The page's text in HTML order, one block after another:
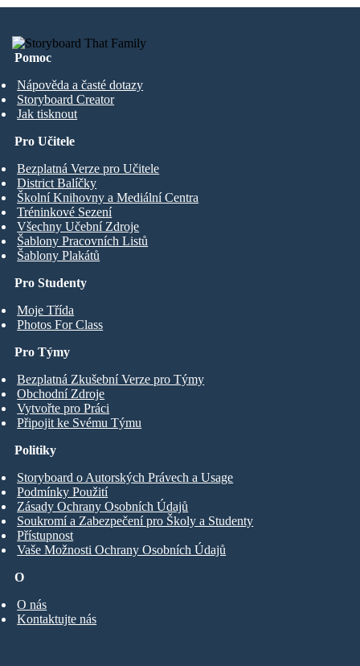
Pomoc
Nápověda a časté dotazy
Storyboard Creator
Jak tisknout
Pro Studenty
Moje Třída
Photos For Class
Pro Učitele
Bezplatná Verze pro Učitele
District Balíčky
Školní Knihovny a Mediální Centra
Tréninkové Sezení
Všechny Učební Zdroje
Šablony Pracovních Listů
Šablony Plakátů
Pro Týmy
Bezplatná Zkušební Verze pro Týmy
Obchodní Zdroje
Vytvořte pro Práci
Připojit ke Svému Týmu
O
O nás
Kontaktujte nás
Politiky
Storyboard o Autorských Právech a Usage
Podmínky Použití
Zásady Ochrany Osobních Údajů
Soukromí a Zabezpečení pro Školy a Studenty
Přístupnost
Vaše Možnosti Ochrany Osobních Údajů